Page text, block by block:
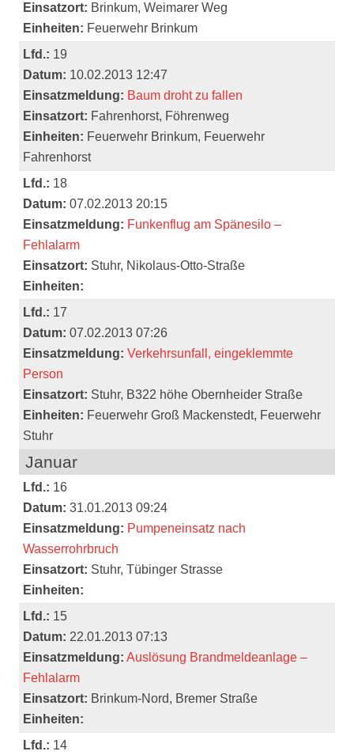
Einsatzort: Brinkum, Weimarer Weg
Einheiten: Feuerwehr Brinkum
Lfd.: 19
Datum: 10.02.2013 12:47
Einsatzmeldung: Baum droht zu fallen
Einsatzort: Fahrenhorst, Föhrenweg
Einheiten: Feuerwehr Brinkum, Feuerwehr
Fahrenhorst
Lfd.: 18
Datum: 07.02.2013 20:15
Einsatzmeldung: Funkenflug am Spänesilo –
Fehlalarm
Einsatzort: Stuhr, Nikolaus-Otto-Straße
Einheiten:
Lfd.: 17
Datum: 07.02.2013 07:26
Einsatzmeldung: Verkehrsunfall, eingeklemmte
Person
Einsatzort: Stuhr, B322 höhe Obernheider Straße
Einheiten: Feuerwehr Groß Mackenstedt, Feuerwehr
Stuhr
Januar
Lfd.: 16
Datum: 31.01.2013 09:24
Einsatzmeldung: Pumpeneinsatz nach
Wasserrohrbruch
Einsatzort: Stuhr, Tübinger Strasse
Einheiten:
Lfd.: 15
Datum: 22.01.2013 07:13
Einsatzmeldung: Auslösung Brandmeldeanlage –
Fehlalarm
Einsatzort: Brinkum-Nord, Bremer Straße
Einheiten:
Lfd.: 14